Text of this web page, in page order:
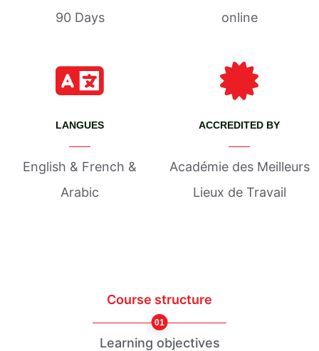
90 Days online
LANGUES
English & French &
Arabic
ACCREDITED BY
Académie des Meilleurs
Lieux de Travail
Course structure
01
Learning objectives